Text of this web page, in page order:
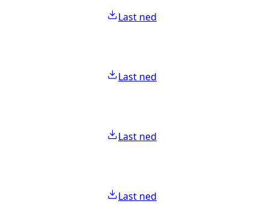
Last ned
Last ned
Last ned
Last ned